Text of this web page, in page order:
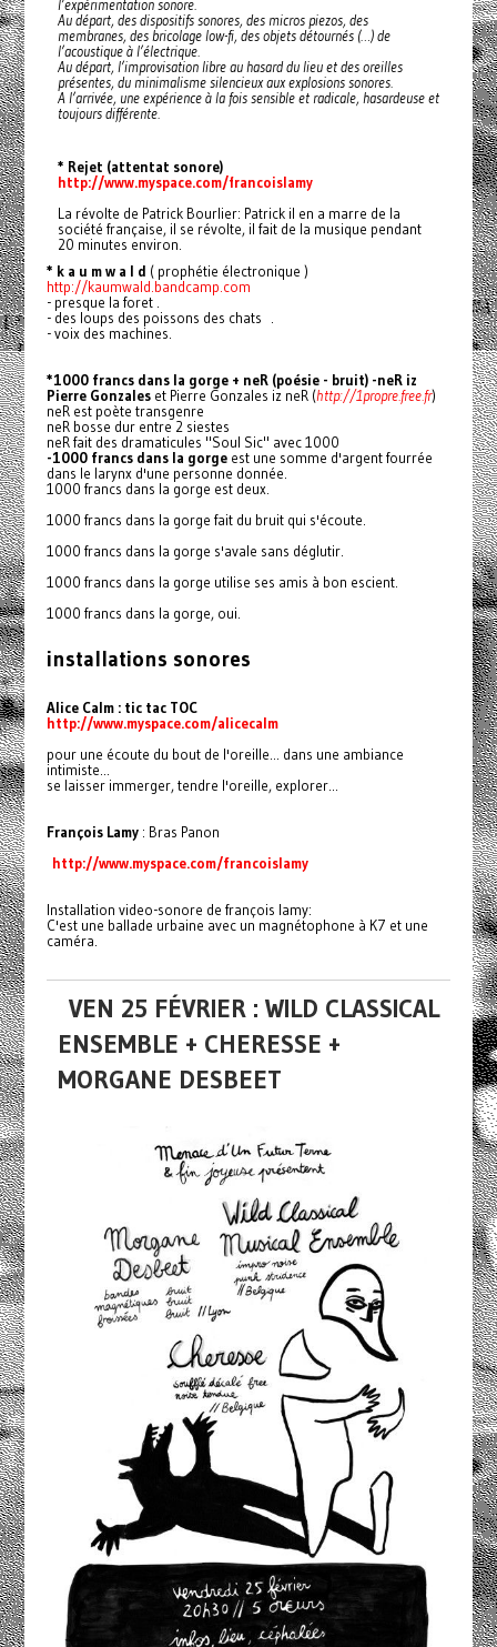
l’expérimentation sonore.
Au départ, des dispositifs sonores, des micros piezos, des
membranes, des bricolage low-fi, des objets détournés (…) de
l’acoustique à l’électrique.
Au départ, l’improvisation libre au hasard du lieu et des oreilles
présentes, du minimalisme silencieux aux explosions sonores.
A l’arrivée, une expérience à la fois sensible et radicale, hasardeuse et
toujours différente.
* Rejet (attentat sonore)
http://www.myspace.com/francoislamy
La révolte de Patrick Bourlier: Patrick il en a marre de la
société française, il se révolte, il fait de la musique pendant
20 minutes environ.
* k a u m w a l d ( prophétie électronique )
http://kaumwald.bandcamp.com
- presque la foret .
- des loups des poissons des chats .
- voix des machines.
*1000 francs dans la gorge + neR (poésie - bruit) -neRiz
Pierre Gonzaleset Pierre Gonzales iz neR (http://1propre.free.fr)
neR est poète transgenre
neR bosse dur entre 2 siestes
neR fait des dramaticules "Soul Sic" avec 1000
-1000 francs dans la gorgeest une somme d'argent fourrée
dans le larynx d'une personne donnée.
1000 francs dans la gorge est deux.
1000 francs dans la gorge fait du bruit qui s'écoute.
1000 francs dans la gorge s'avale sans déglutir.
1000 francs dans la gorge utilise ses amis à bon escient.
1000 francs dans la gorge, oui.
installations sonores
Alice Calm : tic tac TOC
http://www.myspace.com/alicecalm
pour une écoute du bout de l'oreille... dans une ambiance
intimiste...
se laisser immerger, tendre l'oreille, explorer...
François Lamy: Bras Panon
http://www.myspace.com/francoislamy
Installation video-sonore de françois lamy:
C'est une ballade urbaine avec un magnétophone à K7 et une
caméra.
VEN 25 FÉVRIER : WILD CLASSICAL
ENSEMBLE + CHERESSE +
MORGANE DESBEET